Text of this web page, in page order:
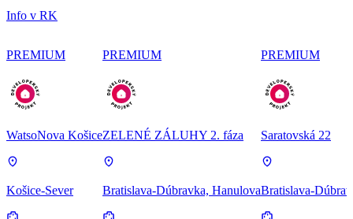
Info v RK
PREMIUM
WatsoNova Košice
Košice-Sever
PREMIUM
ZELENÉ ZÁLUHY 2. fáza
Bratislava-Dúbravka, Hanulova
PREMIUM
Saratovská 22
Bratislava-